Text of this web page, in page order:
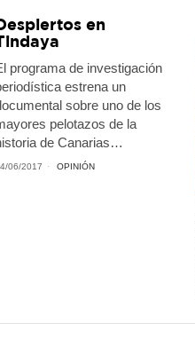
en
programa de investigación
estrena un
sobre uno de los
pelotazos de la
de Canarias…
06/2017 OPINIÓN